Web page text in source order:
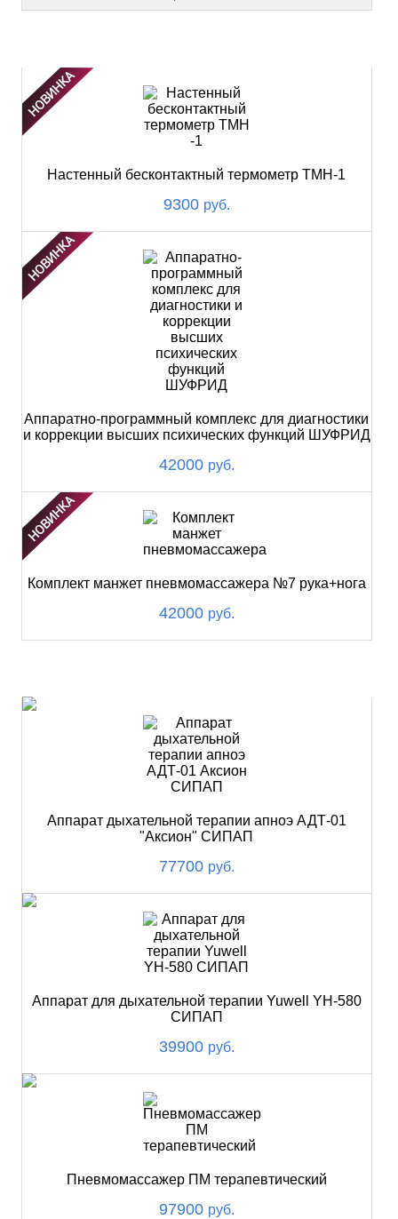
Настенный бесконтактный термометр ТМН-1
9300 руб.
Аппаратно-программный комплекс для диагностики
и коррекции высших психических функций ШУФРИД
42000 руб.
Комплект манжет пневмомассажера №7 рука+нога
42000 руб.
Аппарат дыхательной терапии апноэ АДТ-01
"Аксион" СИПАП
77700 руб.
Аппарат для дыхательной терапии Yuwell YH-580
СИПАП
39900 руб.
Пневмомассажер ПМ терапевтический
97900 руб.